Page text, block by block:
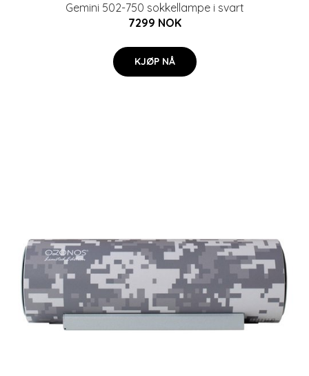
Gemini 502-750 sokkellampe i svart
7299 NOK
KJØP NÅ